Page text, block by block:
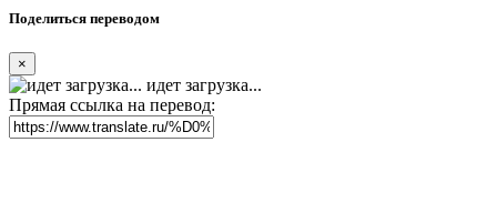
Поделиться переводом
×
идет загрузка...
Прямая ссылка на перевод: